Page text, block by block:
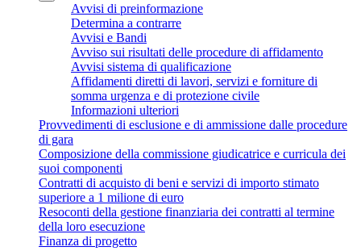
Avvisi di preinformazione
Determina a contrarre
Avvisi e Bandi
Avviso sui risultati delle procedure di affidamento
Avvisi sistema di qualificazione
Affidamenti diretti di lavori, servizi e forniture di
somma urgenza e di protezione civile
Informazioni ulteriori
Provvedimenti di esclusione e di ammissione dalle procedure
di gara
Composizione della commissione giudicatrice e curricula dei
suoi componenti
Contratti di acquisto di beni e servizi di importo stimato
superiore a 1 milione di euro
Resoconti della gestione finanziaria dei contratti al termine
della loro esecuzione
Finanza di progetto